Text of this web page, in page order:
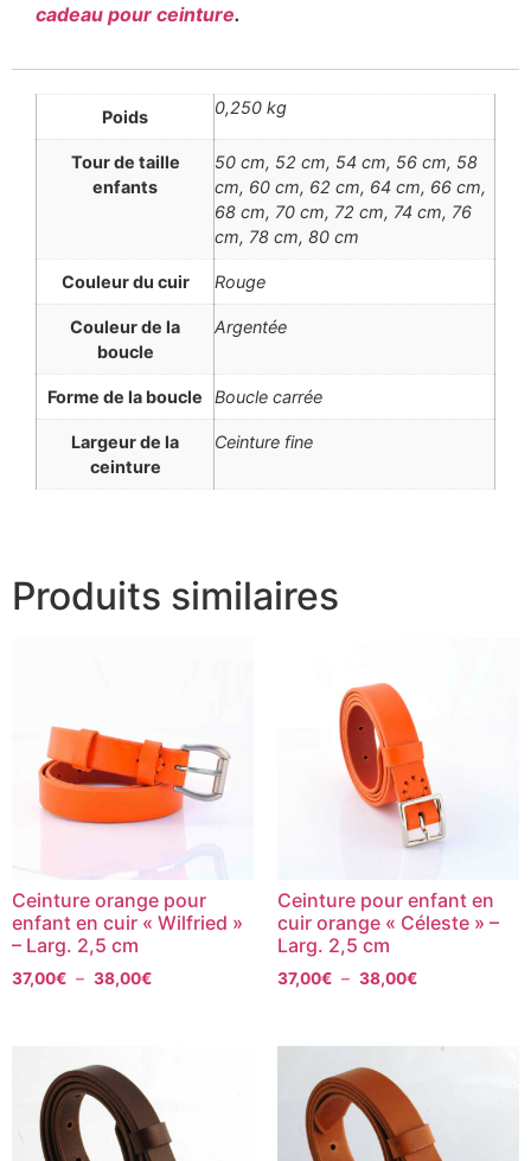
cadeau pour ceinture.
Poids 0,250 kg
Tour de taille
enfants
50 cm, 52 cm, 54 cm, 56 cm, 58
cm, 60 cm, 62 cm, 64 cm, 66 cm,
68 cm, 70 cm, 72 cm, 74 cm, 76
cm, 78 cm, 80 cm
Couleur du cuir Rouge
Couleur de la
boucle
Argentée
Forme de la boucle Boucle carrée
Largeur de la
ceinture
Ceinture fine
Produits similaires
Ceinture orange pour
enfant en cuir « Wilfried »
– Larg. 2,5 cm
37,00€ – 38,00€
Ceinture pour enfant en
cuir orange « Céleste » –
Larg. 2,5 cm
37,00€ – 38,00€